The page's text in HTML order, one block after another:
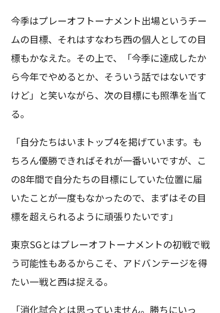
今季はプレーオフトーナメント出場というチー
ムの目標、それはすなわち西の個人としての目
標もかなえた。その上で、「今季に達成したか
ら今年でやめるとか、そういう話ではないです
けど」と笑いながら、次の目標にも照準を当て
る。
「自分たちはいまトップ4を掲げています。も
ちろん優勝できればそれが一番いいですが、こ
の8年間で自分たちの目標にしていた位置に届
いたことが一度もなかったので、まずはその目
標を超えられるように頑張りたいです」
東京SGとはプレーオフトーナメントの初戦で戦
う可能性もあるからこそ、アドバンテージを得
たい一戦と西は捉える。
「消化試合とは思っていません。勝ちにいっ